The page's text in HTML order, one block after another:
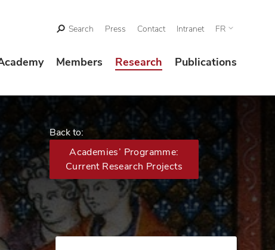
Search Press Contact Intranet FR
Members Research Publications
Back to:
Academies’ Programme:
Current Research Projects